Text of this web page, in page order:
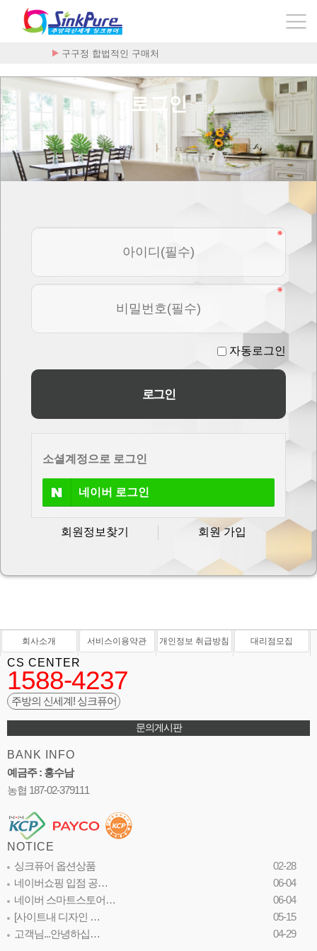
구구정 합법적인 구매처
로그인
자동로그인
소셜계정으로 로그인
네이버 로그인
회원정보찾기 회원 가입
회사소개 서비스이용약관 개인정보 취급방침 대리점모집
CS CENTER
1588-4237
주방의 신세계! 싱크퓨어
문의게시판
BANK INFO
예금주 : 홍수남
농협 187-02-379111
NOTICE
싱크퓨어 옵션상품
02-28
네이버쇼핑 입점 공…
06-04
네이버 스마트스토어…
06-04
[사이트내 디자인 …
05-15
고객님...안녕하십…
04-29